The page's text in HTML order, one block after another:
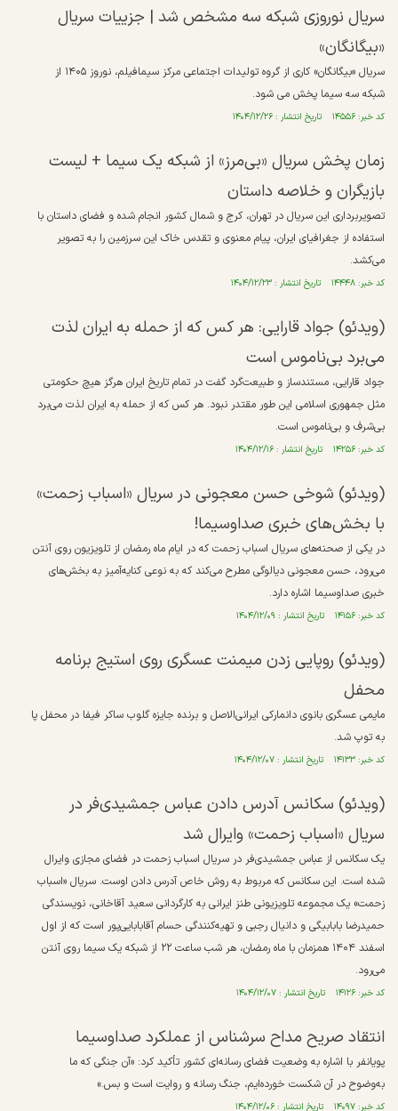
سریال نوروزی شبکه سه مشخص شد | جزییات سریال
«بیگانگان»
سریال «بیگانگان» کاری از گروه تولیدات اجتماعی مرکز سیمافیلم، نوروز ۱۴۰۵ از
شبکه سه سیما پخش می شود.
کد خبر: ۱۴۵۵۶ تاریخ انتشار : ۱۴۰۴/۱۲/۲۶
زمان پخش سریال «بی‌مرز» از شبکه یک سیما + لیست
بازیگران و خلاصه داستان
تصویربرداری این سریال در تهران، کرج و شمال کشور انجام شده و فضای داستان با
استفاده از جغرافیای ایران، پیام معنوی و تقدس خاک این سرزمین را به تصویر
می‌کشد.
کد خبر: ۱۴۴۴۸ تاریخ انتشار : ۱۴۰۴/۱۲/۲۳
(ویدئو) جواد قارایی: هر کس که از حمله به ایران لذت
می‌برد بی‌ناموس است
جواد قارایی، مستندساز و طبیعت‌گرد گفت در تمام تاریخ ایران هرگز هیچ حکومتی
مثل جمهوری اسلامی این طور مقتدر نبود. هر کس که از حمله به ایران لذت می‌برد
بی‌شرف و بی‌ناموس است.
کد خبر: ۱۴۲۵۶ تاریخ انتشار : ۱۴۰۴/۱۲/۱۶
(ویدئو) شوخی حسن معجونی در سریال «اسباب زحمت»
با بخش‌های خبری صداوسیما!
در یکی از صحنه‌های سریال اسباب زحمت که در ایام ماه رمضان از تلویزیون روی آنتن
می‌رود، حسن معجونی دیالوگی مطرح می‌کند که به نوعی کنایه‌آمیز به بخش‌های
خبری صداوسیما اشاره دارد.
کد خبر: ۱۴۱۵۶ تاریخ انتشار : ۱۴۰۴/۱۲/۰۹
(ویدئو) روپایی زدن میمنت عسگری روی استیج برنامه
محفل
مایمی عسگری بانوی دانمارکی ایرانی‌الاصل و برنده جایزه گلوب ساکر فیفا در محفل پا
به توپ شد.
کد خبر: ۱۴۱۳۳ تاریخ انتشار : ۱۴۰۴/۱۲/۰۷
(ویدئو) سکانس آدرس دادن عباس جمشیدی‌فر در
سریال «اسباب زحمت» وایرال شد
یک سکانس از عباس جمشیدی‌فر در سریال اسباب زحمت در فضای مجازی وایرال
شده است. این سکانس که مربوط به روش خاص آدرس دادن اوست. سریال «اسباب
زحمت» یک مجموعه تلویزیونی طنز ایرانی به کارگردانی سعید آقاخانی، نویسندگی
حمیدرضا بابابیگی و دانیال رجبی و تهیه‌کنندگی حسام آقابابایی‌پور است که از اول
اسفند ۱۴۰۴ همزمان با ماه رمضان، هر شب ساعت ۲۲ از شبکه یک سیما روی آنتن
می‌رود.
کد خبر: ۱۴۱۲۶ تاریخ انتشار : ۱۴۰۴/۱۲/۰۷
انتقاد صریح مداح سرشناس از عملکرد صداوسیما
پویانفر با اشاره به وضعیت فضای رسانه‌ای کشور تأکید کرد: «آن جنگی که ما
به‌وضوح در آن شکست خورده‌ایم، جنگ رسانه و روایت است و بس.»
کد خبر: ۱۴۰۹۷ تاریخ انتشار : ۱۴۰۴/۱۲/۰۶